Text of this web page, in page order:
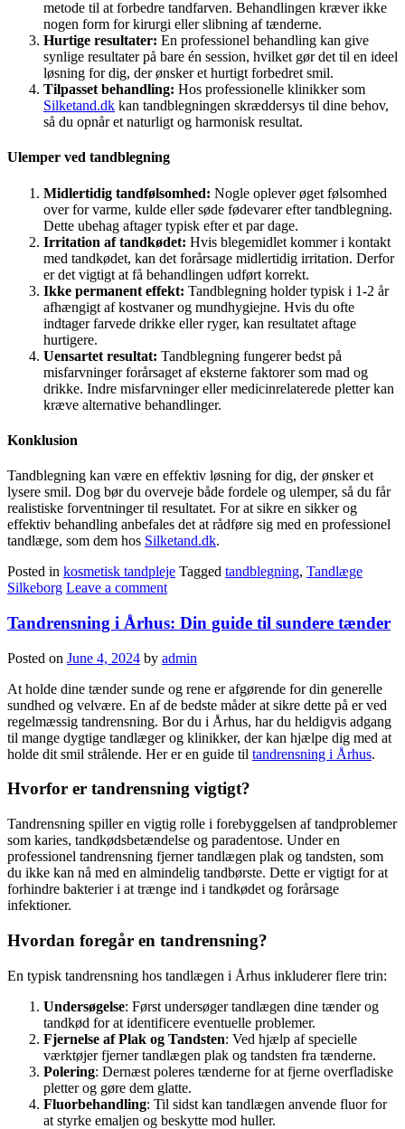
metode til at forbedre tandfarven. Behandlingen kræver ikke
nogen form for kirurgi eller slibning af tænderne.
Hurtige resultater: En professionel behandling kan give
synlige resultater på bare én session, hvilket gør det til en ideel
løsning for dig, der ønsker et hurtigt forbedret smil.
Tilpasset behandling: Hos professionelle klinikker som
Silketand.dk kan tandblegningen skræddersys til dine behov,
så du opnår et naturligt og harmonisk resultat.
Ulemper ved tandblegning
Midlertidig tandfølsomhed: Nogle oplever øget følsomhed
over for varme, kulde eller søde fødevarer efter tandblegning.
Dette ubehag aftager typisk efter et par dage.
Irritation af tandkødet: Hvis blegemidlet kommer i kontakt
med tandkødet, kan det forårsage midlertidig irritation. Derfor
er det vigtigt at få behandlingen udført korrekt.
Ikke permanent effekt: Tandblegning holder typisk i 1-2 år
afhængigt af kostvaner og mundhygiejne. Hvis du ofte
indtager farvede drikke eller ryger, kan resultatet aftage
hurtigere.
Uensartet resultat: Tandblegning fungerer bedst på
misfarvninger forårsaget af eksterne faktorer som mad og
drikke. Indre misfarvninger eller medicinrelaterede pletter kan
kræve alternative behandlinger.
Konklusion
Tandblegning kan være en effektiv løsning for dig, der ønsker et
lysere smil. Dog bør du overveje både fordele og ulemper, så du får
realistiske forventninger til resultatet. For at sikre en sikker og
effektiv behandling anbefales det at rådføre sig med en professionel
tandlæge, som dem hos Silketand.dk.
Posted in kosmetisk tandpleje Tagged tandblegning, Tandlæge
Silkeborg Leave a comment
Tandrensning i Århus: Din guide til sundere tænder
Posted on June 4, 2024 by admin
At holde dine tænder sunde og rene er afgørende for din generelle
sundhed og velvære. En af de bedste måder at sikre dette på er ved
regelmæssig tandrensning. Bor du i Århus, har du heldigvis adgang
til mange dygtige tandlæger og klinikker, der kan hjælpe dig med at
holde dit smil strålende. Her er en guide til tandrensning i Århus.
Hvorfor er tandrensning vigtigt?
Tandrensning spiller en vigtig rolle i forebyggelsen af tandproblemer
som karies, tandkødsbetændelse og paradentose. Under en
professionel tandrensning fjerner tandlægen plak og tandsten, som
du ikke kan nå med en almindelig tandbørste. Dette er vigtigt for at
forhindre bakterier i at trænge ind i tandkødet og forårsage
infektioner.
Hvordan foregår en tandrensning?
En typisk tandrensning hos tandlægen i Århus inkluderer flere trin:
Undersøgelse: Først undersøger tandlægen dine tænder og
tandkød for at identificere eventuelle problemer.
Fjernelse af Plak og Tandsten: Ved hjælp af specielle
værktøjer fjerner tandlægen plak og tandsten fra tænderne.
Polering: Dernæst poleres tænderne for at fjerne overfladiske
pletter og gøre dem glatte.
Fluorbehandling: Til sidst kan tandlægen anvende fluor for
at styrke emaljen og beskytte mod huller.